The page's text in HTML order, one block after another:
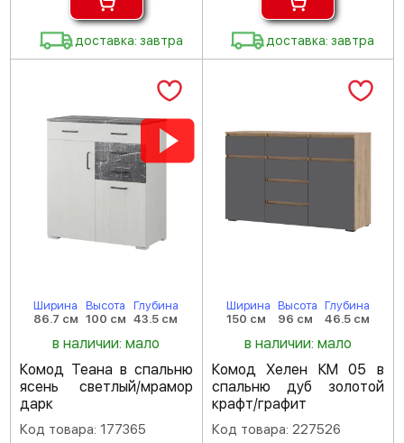
доставка: завтра доставка: завтра
Ширина
86.7 см
Высота
100 см
Глубина
43.5 см
в наличии: мало
Комод Теана в спальню
ясень светлый/мрамор
дарк
Код товара: 177365
Ширина
150 см
Высота
96 см
Глубина
46.5 см
в наличии: мало
Комод Хелен КМ 05 в
спальню дуб золотой
крафт/графит
Код товара: 227526